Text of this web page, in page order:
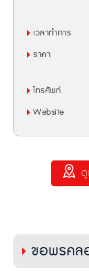
เวลาทำการ
ราคา
โทรศัพท์
Website
ขอพรคล